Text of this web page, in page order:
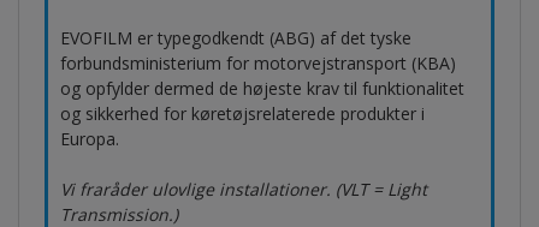
EVOFILM er typegodkendt (ABG) af det tyske
forbundsministerium for motorvejstransport (KBA)
og opfylder dermed de højeste krav til funktionalitet
og sikkerhed for køretøjsrelaterede produkter i
Europa.
Vi fraråder ulovlige installationer. (VLT = Light
Transmission.)